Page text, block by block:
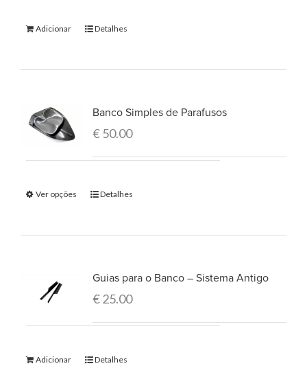
Adicionar Detalhes
Banco Simples de Parafusos
€50.00
Ver opções Detalhes
Guias para o Banco – Sistema Antigo
€25.00
Adicionar Detalhes